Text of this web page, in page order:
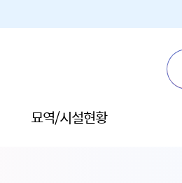
묘역/시설현황